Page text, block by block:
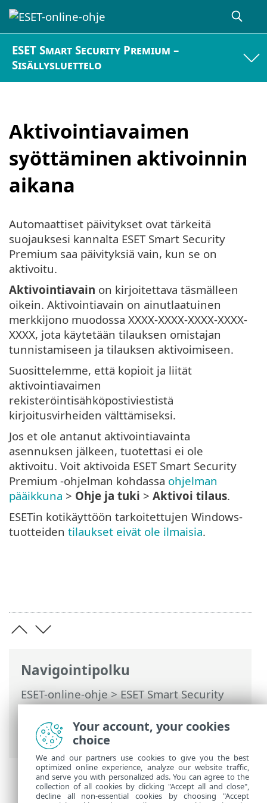
ESET Smart Security Premium –
Sisällysluettelo
Aktivointiavaimen
syöttäminen aktivoinnin
aikana
Navigointipolku
ESET-online-ohje>ESET Smart Security
Premium>Tuoteaktivointi>
Aktivointiavaimen syöttäminen
aktivoinnin aikana
Automaattiset päivitykset ovat tärkeitä
suojauksesi kannalta ESET Smart Security
Premium saa päivityksiä vain, kun se on
aktivoitu.
Aktivointiavain on kirjoitettava täsmälleen
oikein. Aktivointiavain on ainutlaatuinen
merkkijono muodossa XXXX-XXXX-XXXX-XXXX-
XXXX, jota käytetään tilauksen omistajan
tunnistamiseen ja tilauksen aktivoimiseen.
Suosittelemme, että kopioit ja liität
aktivointiavaimen
rekisteröintisähköpostiviestistä
kirjoitusvirheiden välttämiseksi.
Jos et ole antanut aktivointiavainta
asennuksen jälkeen, tuotettasi ei ole
aktivoitu. Voit aktivoida ESET Smart Security
Premium -ohjelman kohdassa ohjelman
pääikkuna > Ohje ja tuki > Aktivoi tilaus.
ESETin kotikäyttöön tarkoitettujen Windows-
tuotteiden tilaukset eivät ole ilmaisia.
Your account, your cookies
choice
We and our partners use cookies to give you the best
optimized online experience, analyze our website traffic,
and serve you with personalized ads. You can agree to the
collection of all cookies by clicking "Accept all and close",
decline all non-essential cookies by choosing "Accept